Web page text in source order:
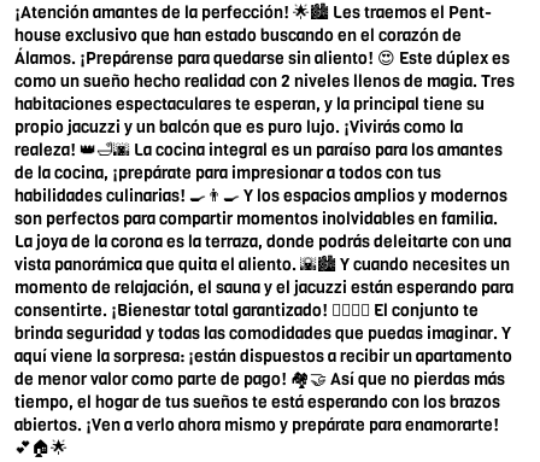
¡Atención amantes de la perfección! 🌟🏙️ Les traemos el Pent-
house exclusivo que han estado buscando en el corazón de
Álamos. ¡Prepárense para quedarse sin aliento! 😍 Este dúplex es
como un sueño hecho realidad con 2 niveles llenos de magia. Tres
habitaciones espectaculares te esperan, y la principal tiene su
propio jacuzzi y un balcón que es puro lujo. ¡Vivirás como la
realeza! 👑🛁🌆 La cocina integral es un paraíso para los amantes
de la cocina, ¡prepárate para impresionar a todos con tus
habilidades culinarias! 🍳👨‍🍳 Y los espacios amplios y modernos
son perfectos para compartir momentos inolvidables en familia.
La joya de la corona es la terraza, donde podrás deleitarte con una
vista panorámica que quita el aliento. 🌇🏙️ Y cuando necesites un
momento de relajación, el sauna y el jacuzzi están esperando para
consentirte. ¡Bienestar total garantizado! 🧖‍♀️💆‍♂️ El conjunto te
brinda seguridad y todas las comodidades que puedas imaginar. Y
aquí viene la sorpresa: ¡están dispuestos a recibir un apartamento
de menor valor como parte de pago! 🏘️🤝 Así que no pierdas más
tiempo, el hogar de tus sueños te está esperando con los brazos
abiertos. ¡Ven a verlo ahora mismo y prepárate para enamorarte!
💕🏠🌟